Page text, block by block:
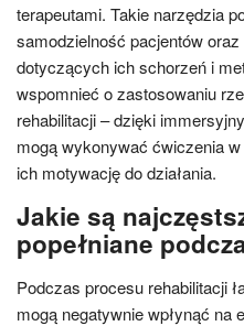
terapeutami. Takie narzędzia
samodzielność pacjentów
dotyczących ich schorzeń i
wspomnieć o zastosowaniu
rehabilitacji – dzięki
mogą wykonywać ćwiczenia
ich motywację do działania.
Jakie są
popełniane
Podczas procesu rehabilitacji
mogą negatywnie wpłynąć na